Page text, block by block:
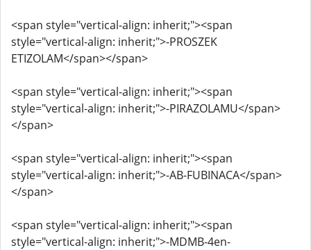
<span style="vertical-align: inherit;"><span
style="vertical-align: inherit;">-PROSZEK
ETIZOLAM</span></span>
<span style="vertical-align: inherit;"><span
style="vertical-align: inherit;">-PIRAZOLAMU</span>
</span>
<span style="vertical-align: inherit;"><span
style="vertical-align: inherit;">-AB-FUBINACA</span>
</span>
<span style="vertical-align: inherit;"><span
style="vertical-align: inherit;">-MDMB-4en-